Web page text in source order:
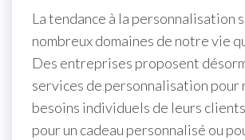
La tendance à la personnalisation
nombreux domaines de notre vie
Des entreprises proposent
services de personnalisation pour
besoins individuels de leurs
pour un cadeau personnalisé ou